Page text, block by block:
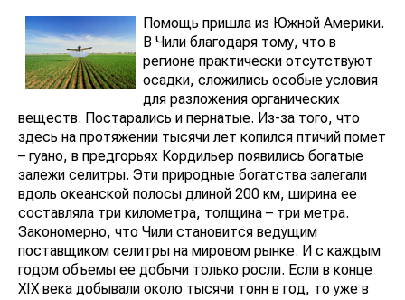
Помощь пришла из Южной Америки.
В Чили благодаря тому, что в
регионе практически отсутствуют
осадки, сложились особые условия
для разложения органических
веществ. Постарались и пернатые. Из-за того, что
здесь на протяжении тысячи лет копился птичий помет
– гуано, в предгорьях Кордильер появились богатые
залежи селитры. Эти природные богатства залегали
вдоль океанской полосы длиной 200 км, ширина ее
составляла три километра, толщина – три метра.
Закономерно, что Чили становится ведущим
поставщиком селитры на мировом рынке. И с каждым
годом объемы ее добычи только росли. Если в конце
XIX века добывали около тысячи тонн в год, то уже в